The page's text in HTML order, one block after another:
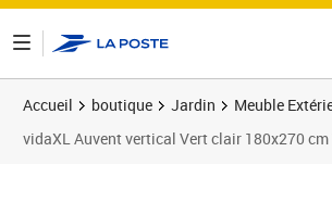
Accueil boutique Jardin Meuble
vidaXL Auvent vertical Vert clair 180x270